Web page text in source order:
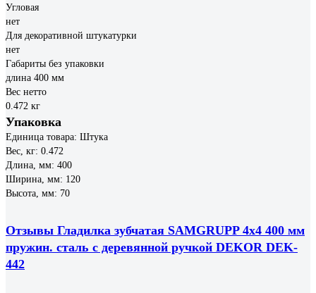
Угловая
нет
Для декоративной штукатурки
нет
Габариты без упаковки
длина 400 мм
Вес нетто
0.472 кг
Упаковка
Единица товара: Штука
Вес, кг: 0.472
Длина, мм: 400
Ширина, мм: 120
Высота, мм: 70
Отзывы Гладилка зубчатая SAMGRUPP 4х4 400 мм
пружин. сталь с деревянной ручкой DEKOR DEK-
442